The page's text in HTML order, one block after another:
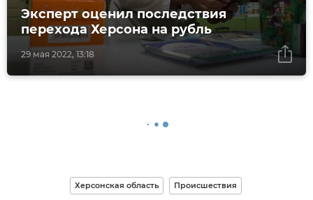
29 мая 2022, 13:18
Эксперт оценил последствия
перехода Херсона на рубль
Херсонская область Происшествия